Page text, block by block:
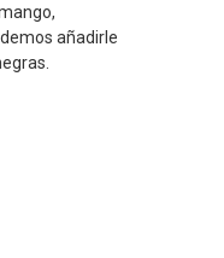
añadirle